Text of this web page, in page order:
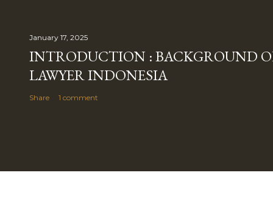
January 17, 2025
INTRODUCTION : BACKGROUND
LAWYER INDONESIA
Share 1 comment